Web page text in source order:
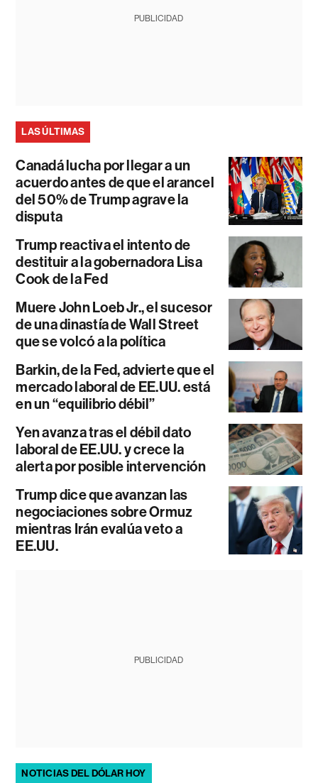
PUBLICIDAD
LAS ÚLTIMAS
Canadá lucha por llegar a un
acuerdo antes de que el arancel
del 50% de Trump agrave la
disputa
Trump reactiva el intento de
destituir a la gobernadora Lisa
Cook de la Fed
Muere John Loeb Jr., el sucesor
de una dinastía de Wall Street
que se volcó a la política
Barkin, de la Fed, advierte que el
mercado laboral de EE.UU. está
en un “equilibrio débil”
Yen avanza tras el débil dato
laboral de EE.UU. y crece la
alerta por posible intervención
Trump dice que avanzan las
negociaciones sobre Ormuz
mientras Irán evalúa veto a
EE.UU.
PUBLICIDAD
NOTICIAS DEL DÓLAR HOY